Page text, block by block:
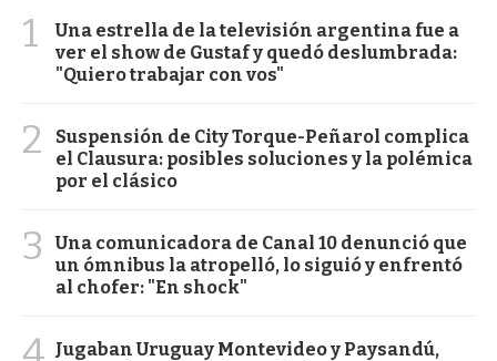
1
Una estrella de la televisión argentina fue a
ver el show de Gustaf y quedó deslumbrada:
"Quiero trabajar con vos"
2
Suspensión de City Torque-Peñarol complica
el Clausura: posibles soluciones y la polémica
por el clásico
3
Una comunicadora de Canal 10 denunció que
un ómnibus la atropelló, lo siguió y enfrentó
al chofer: "En shock"
4 Jugaban Uruguay Montevideo y Paysandú,